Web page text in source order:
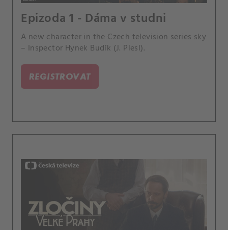
Epizoda 1 - Dáma v studni
A new character in the Czech television series sky
– Inspector Hynek Budík (J. Plesl).
REGISTROVAT